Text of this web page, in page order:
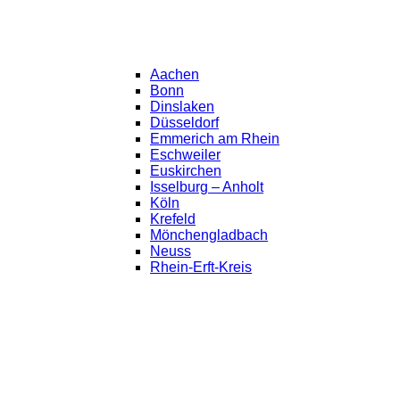
Aachen
Bonn
Dinslaken
Düsseldorf
Emmerich am Rhein
Eschweiler
Euskirchen
Isselburg – Anholt
Köln
Krefeld
Mönchengladbach
Neuss
Rhein-Erft-Kreis